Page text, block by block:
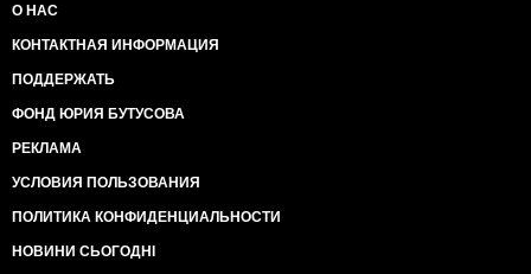
О НАС
КОНТАКТНАЯ ИНФОРМАЦИЯ
ПОДДЕРЖАТЬ
ФОНД ЮРИЯ БУТУСОВА
РЕКЛАМА
УСЛОВИЯ ПОЛЬЗОВАНИЯ
ПОЛИТИКА КОНФИДЕНЦИАЛЬНОСТИ
НОВИНИ СЬОГОДНІ